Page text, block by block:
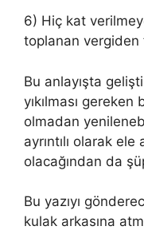
6) Hiç kat
toplanan vergiden
Bu anlayışta
yıkılması
olmadan
ayrıntılı olarak ele
olacağından da
Bu yazıyı
kulak arkasına